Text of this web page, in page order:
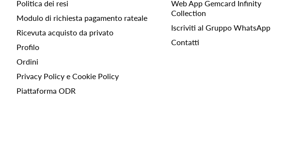
Politica dei resi
Modulo di richiesta pagamento rateale
Ricevuta acquisto da privato
Profilo
Ordini
Privacy Policy e Cookie Policy
Piattaforma ODR
Web App Gemcard Infinity
Collection
Iscriviti al Gruppo WhatsApp
Contatti